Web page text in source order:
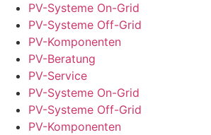
PV-Systeme On-Grid
PV-Systeme Off-Grid
PV-Komponenten
PV-Beratung
PV-Service
PV-Systeme On-Grid
PV-Systeme Off-Grid
PV-Komponenten